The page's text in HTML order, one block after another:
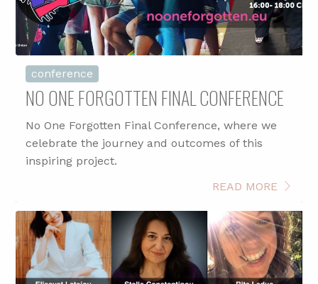
conference
NO ONE FORGOTTEN FINAL CONFERENCE
No One Forgotten Final Conference, where we
celebrate the journey and outcomes of this
inspiring project.
READ MORE